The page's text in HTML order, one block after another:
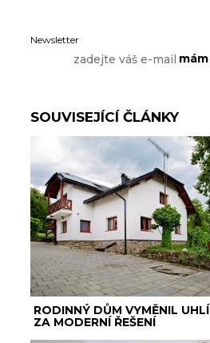
Newsletter
SOUVISEJÍCÍ ČLÁNKY
RODINNÝ DŮM VYMĚNIL UHLÍ
ZA MODERNÍ ŘEŠENÍ